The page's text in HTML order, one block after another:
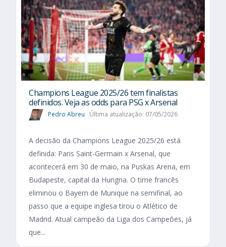
Champions League 2025/26 tem finalistas
definidos. Veja as odds para PSG x Arsenal
Pedro Abreu Última atualização: 07/05/2026
A decisão da Champions League 2025/26 está
definida: Paris Saint-Germain x Arsenal, que
acontecerá em 30 de maio, na Puskas Arena, em
Budapeste, capital da Hungria. O time francês
eliminou o Bayern de Munique na semifinal, ao
passo que a equipe inglesa tirou o Atlético de
Madrid. Atual campeão da Liga dos Campeões, já
que...